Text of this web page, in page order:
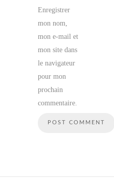
Enregistrer
mon nom,
mon e-mail et
mon site dans
le navigateur
pour mon
prochain
commentaire.